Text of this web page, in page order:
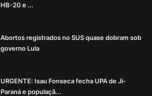
HB-20 e ...
Abortos registrados no SUS quase dobram sob
governo Lula
URGENTE: Isau Fonseca fecha UPA de Ji-
Paraná e populaçã...